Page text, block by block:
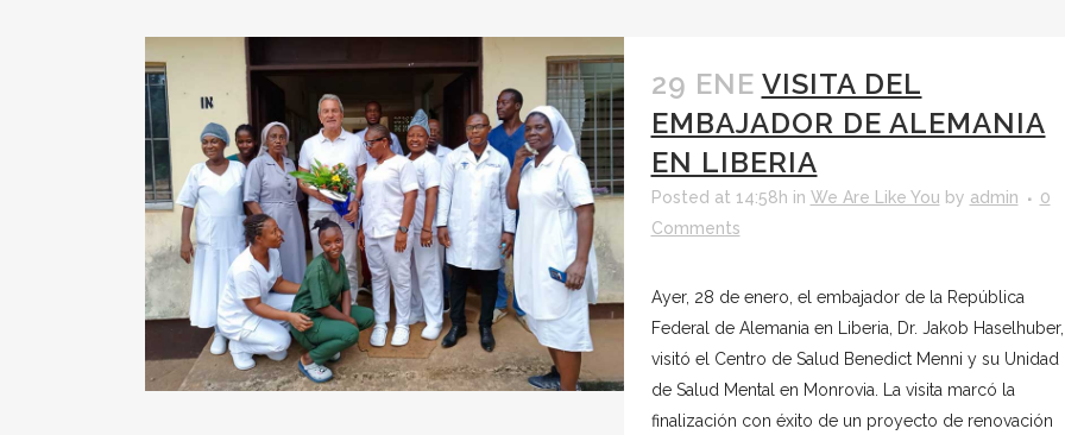
29 ENE VISITA DEL
EMBAJADOR DE ALEMANIA
EN LIBERIA
Posted at 14:58h in We Are Like You by admin
0
Comments
Ayer, 28 de enero, el embajador de la República
Federal de Alemania en Liberia, Dr. Jakob Haselhuber,
visitó el Centro de Salud Benedict Menni y su Unidad
de Salud Mental en Monrovia. La visita marcó la
finalización con éxito de un proyecto de renovación